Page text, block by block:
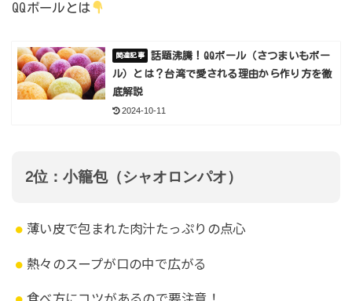
QQボールとは
話題沸騰！QQボール（さつまいもボー
ル）とは？台湾で愛される理由から作り方を徹
底解説
2024-10-11
2位：小籠包（シャオロンパオ）
薄い皮で包まれた肉汁たっぷりの点心
熱々のスープが口の中で広がる